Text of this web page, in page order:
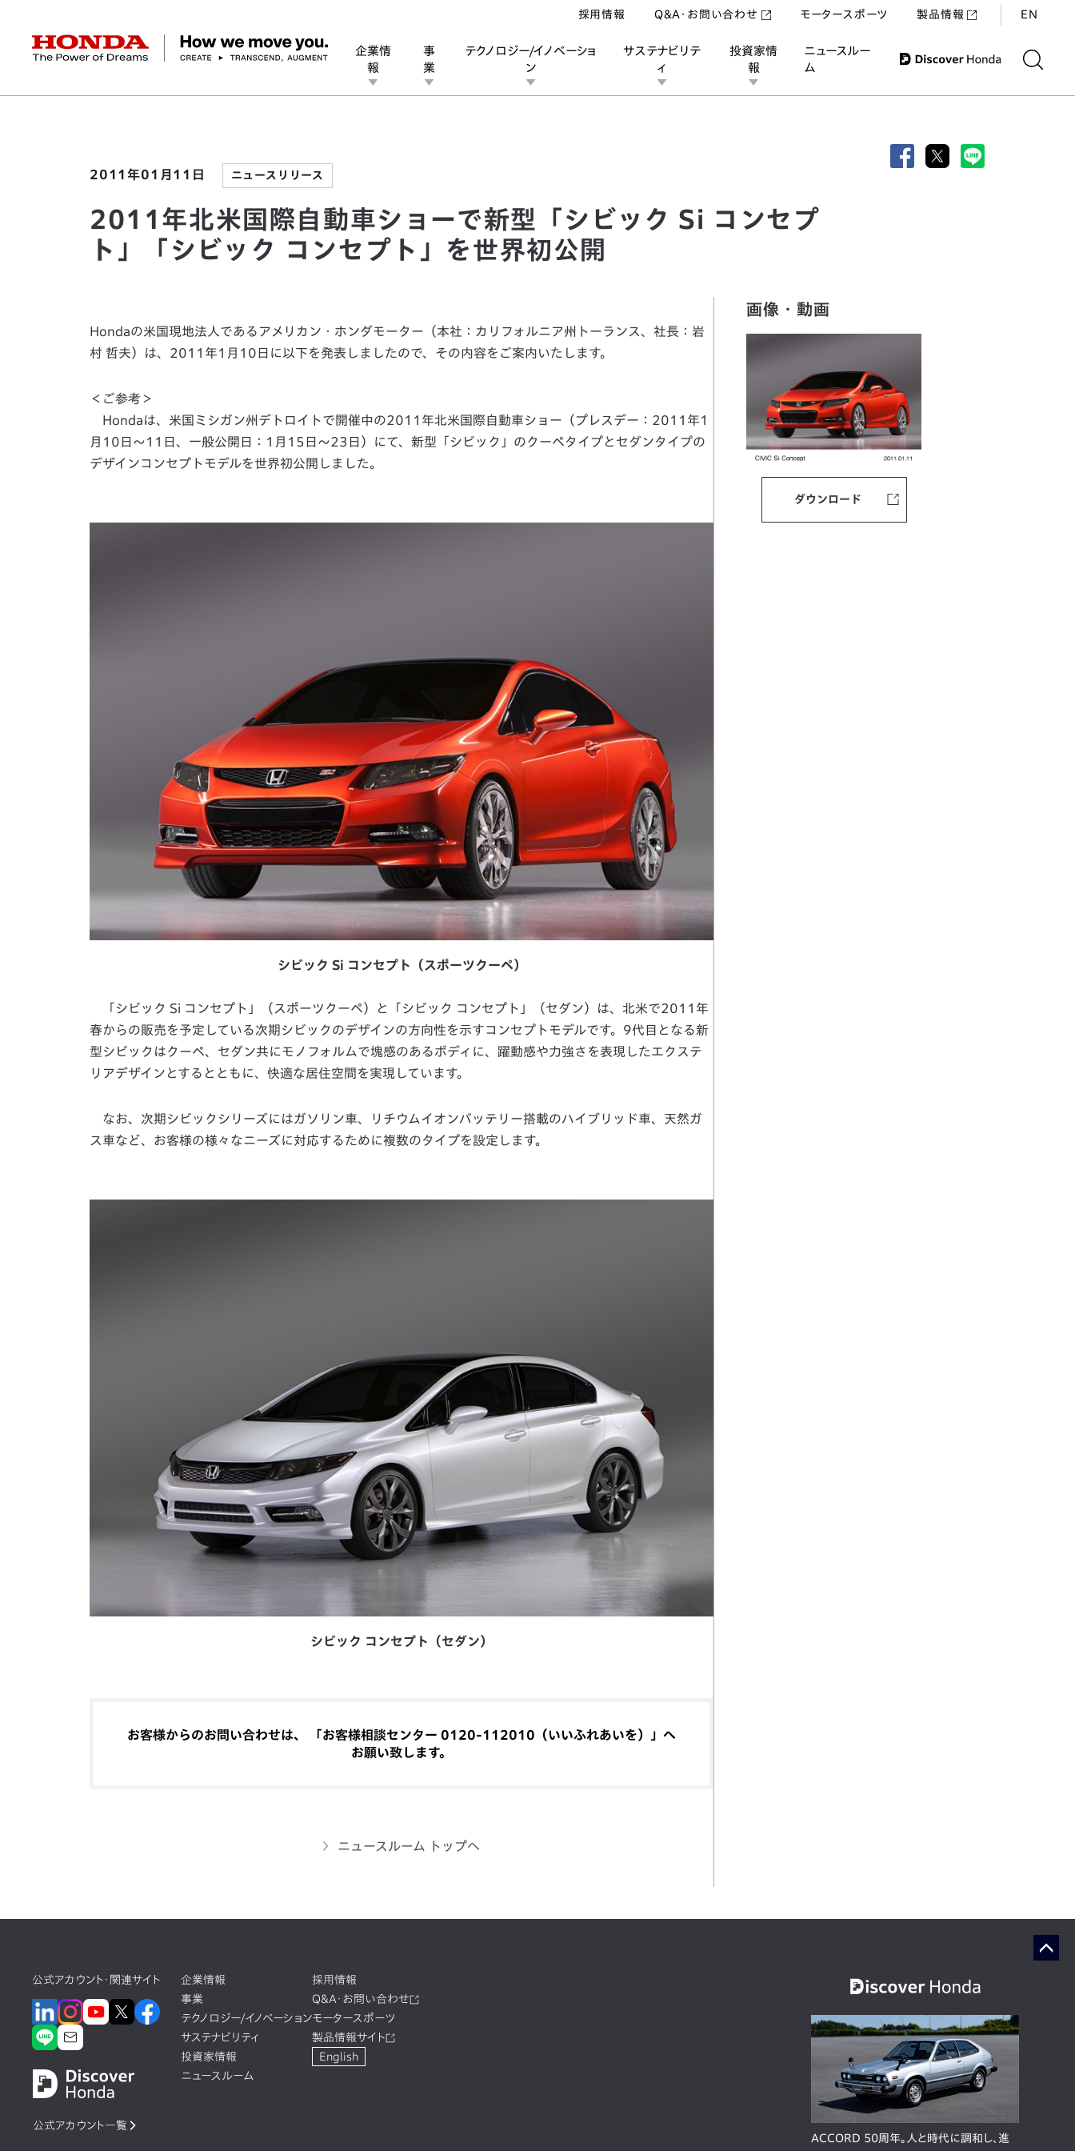
HONDA The Power of Dreams
企業情
報
社長メッセージ 経営方針 会社概要 ヒストリー
事
業
バイク パワープロダクツ マリン その他事業
テクノロジー/イノベーショ
ン
テクノロジー デザイン オープンイノベーション
サステナビリテ
ィ
ESGレポート Honda Report 環境 社会 ガバナンス
投資家情
報
IR資料室 財務・業績情報 株式・債券情報
ニュースルー
ム
ニュースルーム
Discover Honda
採用情報 Q&A・お問い合わせ モータースポーツ 製品情報 EN
2011年北米国際自動車ショーで新型「シビック Si コンセプト」「シビック コンセプト」を世界初公開
2011年01月11日 ニュースリリース
2011年北米国際自動車ショーで新型「シビック Si コンセプ
ト」「シビック コンセプト」を世界初公開
Hondaの米国現地法人であるアメリカン・ホンダモーター（本社：カリフォルニア州トーランス、社長：岩
村 哲夫）は、2011年1月10日に以下を発表しましたので、その内容をご案内いたします。
＜ご参考＞
Hondaは、米国ミシガン州デトロイトで開催中の2011年北米国際自動車ショー（プレスデー：2011年1
月10日〜11日、一般公開日：1月15日〜23日）にて、新型「シビック」のクーペタイプとセダンタイプの
デザインコンセプトモデルを世界初公開しました。
シビック Si コンセプト（スポーツクーペ）
「シビック Si コンセプト」（スポーツクーペ）と「シビック コンセプト」（セダン）は、北米で2011年
春からの販売を予定している次期シビックのデザインの方向性を示すコンセプトモデルです。9代目となる新
型シビックはクーペ、セダン共にモノフォルムで塊感のあるボディに、躍動感や力強さを表現したエクステ
リアデザインとするとともに、快適な居住空間を実現しています。
なお、次期シビックシリーズにはガソリン車、リチウムイオンバッテリー搭載のハイブリッド車、天然ガ
ス車など、お客様の様々なニーズに対応するために複数のタイプを設定します。
シビック コンセプト（セダン）
お客様からのお問い合わせは、 「お客様相談センター 0120-112010（いいふれあいを）」へ
お願い致します。
ニュースルーム トップへ
画像・動画
ダウンロード
公式アカウント・関連サイト
公式アカウント一覧
企業情報
事業
テクノロジー/イノベーション
サステナビリティ
投資家情報
ニュースルーム
採用情報
Q&A・お問い合わせ
モータースポーツ
製品情報サイト
English
ACCORD 50周年。人と時代に調和し、進